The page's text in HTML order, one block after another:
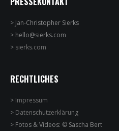
> Jan-Christopher Sierks
> hello@sierks.com
> sierks.com
RECHTLICHES
> Impressum
> Datenschutzerklärung
> Fotos & Videos: © Sascha Bert